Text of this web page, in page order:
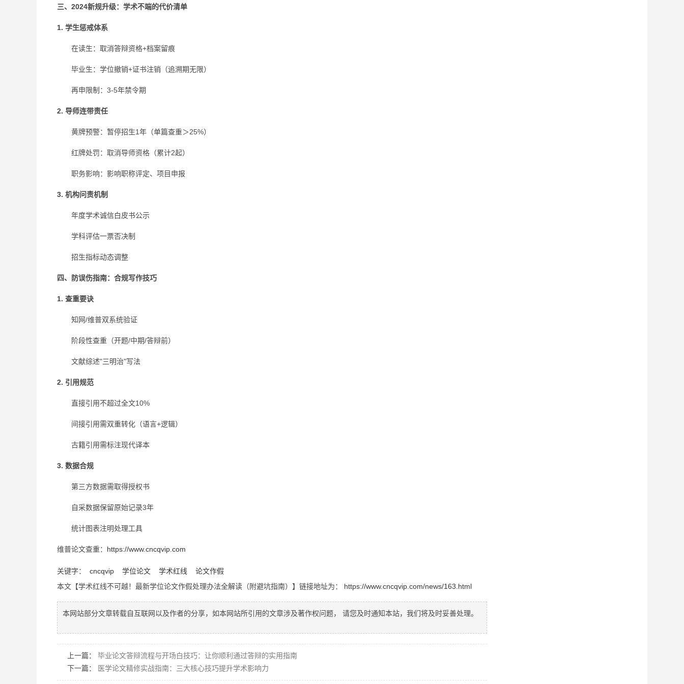
三、2024新规升级：学术不端的代价清单
1. 学生惩戒体系
在读生：取消答辩资格+档案留痕
毕业生：学位撤销+证书注销（追溯期无限）
再申限制：3-5年禁令期
2. 导师连带责任
黄牌预警：暂停招生1年（单篇查重＞25%）
红牌处罚：取消导师资格（累计2起）
职务影响：影响职称评定、项目申报
3. 机构问责机制
年度学术诚信白皮书公示
学科评估一票否决制
招生指标动态调整
四、防误伤指南：合规写作技巧
1. 查重要诀
知网/维普双系统验证
阶段性查重（开题/中期/答辩前）
文献综述"三明治"写法
2. 引用规范
直接引用不超过全文10%
间接引用需双重转化（语言+逻辑）
古籍引用需标注现代译本
3. 数据合规
第三方数据需取得授权书
自采数据保留原始记录3年
统计图表注明处理工具
维普论文查重： https://www.cncqvip.com
关键字： cncqvip 学位论文 学术红线
论文作假
本文【学术红线不可越！最新学位论文作假处理办法全解读（附避坑指南）】链接地址为： https://www.cncqvip.com/news/163.html
本网站部分文章转载自互联网以及作者的分享，如本网站所引用的文章涉及著作权问题， 请您及时通知本站，我们将及时妥善处理。
上一篇： 毕业论文答辩流程与开场白技巧：让你顺利通过答辩的实用指南
下一篇：
医学论文精修实战指南：三大核心技巧提升学术影响力